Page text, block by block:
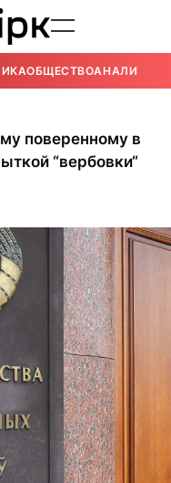
ОБЩЕСТВОАНАЛИТИКА
поверенному в
“вербовки“